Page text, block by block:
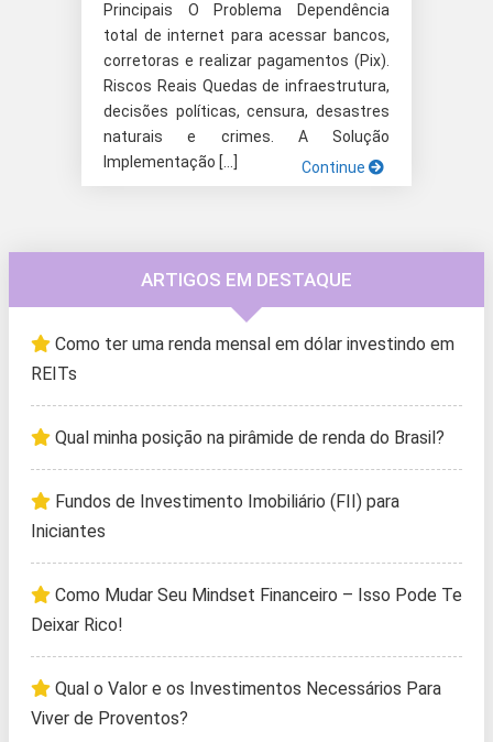
Principais O Problema Dependência
total de internet para acessar bancos,
corretoras e realizar pagamentos (Pix).
Riscos Reais Quedas de infraestrutura,
decisões políticas, censura, desastres
naturais e crimes. A Solução
Implementação […]
Continue
ARTIGOS EM DESTAQUE
Como ter uma renda mensal em dólar investindo em
REITs
Qual minha posição na pirâmide de renda do Brasil?
Fundos de Investimento Imobiliário (FII) para
Iniciantes
Como Mudar Seu Mindset Financeiro – Isso Pode Te
Deixar Rico!
Qual o Valor e os Investimentos Necessários Para
Viver de Proventos?